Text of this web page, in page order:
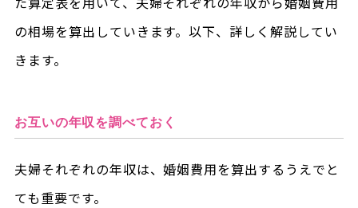
の相場を算出していきます。以下、詳しく解説してい
きます。
お互いの年収を調べておく
夫婦それぞれの年収は、婚姻費用を算出するうえでと
ても重要です。